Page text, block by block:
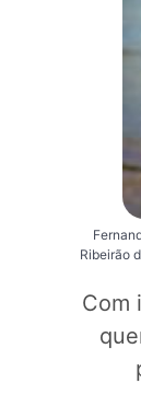
Ribeirão
Com